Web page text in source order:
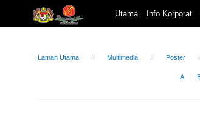
Utama Info Korporat
Laman Utama Multimedia Poster
A